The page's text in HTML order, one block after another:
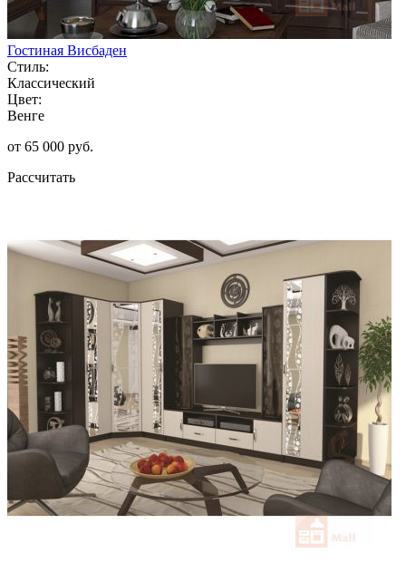
Гостиная Висбаден
Стиль:
Классический
Цвет:
Венге
от 65 000 руб.
Рассчитать